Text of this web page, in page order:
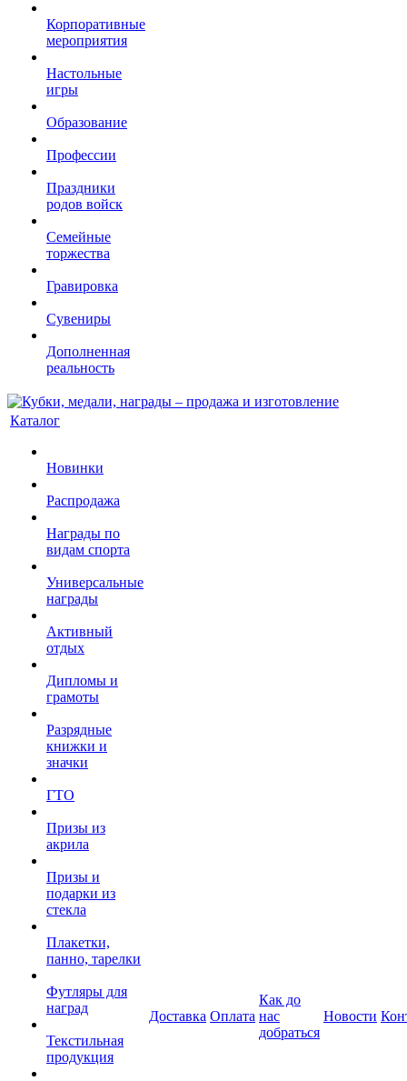
Корпоративные
мероприятия
Настольные
игры
Образование
Профессии
Праздники
родов войск
Семейные
торжества
Гравировка
Сувениры
Дополненная
реальность
Каталог
Новинки
Распродажа
Награды по
видам спорта
Универсальные
награды
Активный
отдых
Дипломы и
грамоты
Разрядные
книжки и
значки
ГТО
Призы из
акрила
Призы и
подарки из
стекла
Плакетки,
панно, тарелки
Футляры для
наград
Текстильная
продукция
Доставка Оплата
Как до
нас
добраться
Новости